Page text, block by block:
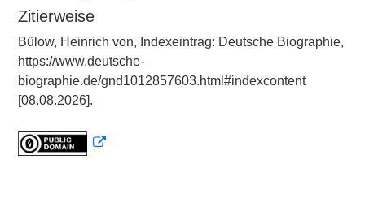
Zitierweise
Bülow, Heinrich von, Indexeintrag: Deutsche Biographie,
https://www.deutsche-
biographie.de/gnd1012857603.html#indexcontent
[08.08.2026].